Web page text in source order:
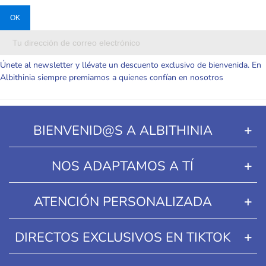
Únete al newsletter y llévate un descuento exclusivo de bienvenida. En
Albithinia siempre premiamos a quienes confían en nosotros
BIENVENID@S A ALBITHINIA
NOS ADAPTAMOS A TÍ
ATENCIÓN PERSONALIZADA
DIRECTOS EXCLUSIVOS EN TIKTOK